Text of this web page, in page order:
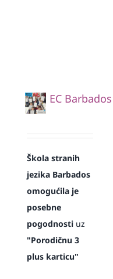
EC Barbados
Škola stranih
jezika Barbados
omogućila je
posebne
pogodnostiuz
"Porodičnu 3
plus karticu"